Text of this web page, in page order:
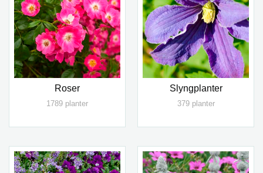
Roser
1789 planter
Slyngplanter
379 planter